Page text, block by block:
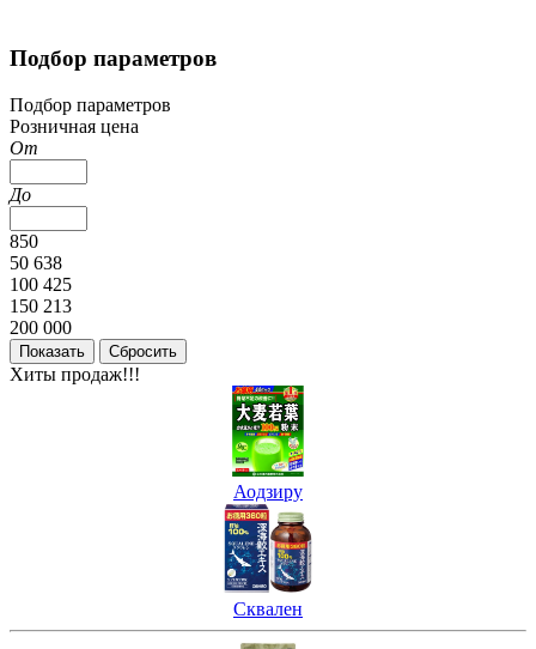
Подбор параметров
Подбор параметров
Розничная цена
От
До
850
50 638
100 425
150 213
200 000
Хиты продаж!!!
Аодзиру
Сквален